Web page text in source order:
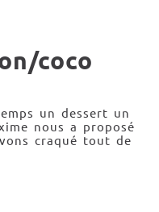
coco
un dessert un
nous a proposé
craqué tout de